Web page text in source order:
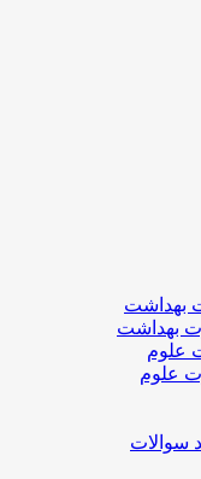
بهداشت
بهداشت
علوم
علوم
سوالات